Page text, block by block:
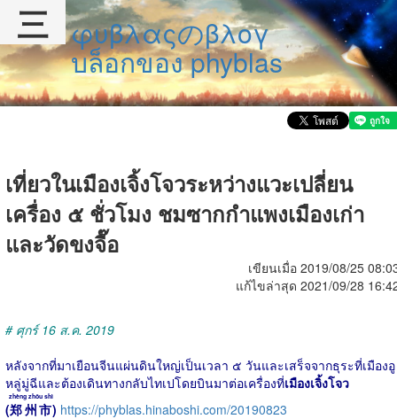
φυβλαςのβλογ
บล็อกของ phyblas
เที่ยวในเมืองเจิ้งโจวระหว่างแวะเปลี่ยน
เครื่อง ๕ ชั่วโมง ชมซากกำแพงเมืองเก่า
และวัดขงจื๊อ
เขียนเมื่อ 2019/08/25
แก้ไขล่าสุด 2021/09/28
# ศุกร์ 16 ส.ค. 2019
หลังจากที่มาเยือนจีนแผ่นดินใหญ่เป็นเวลา ๕ วันและเสร็จจากธุระที่เมืองอู
หลู่มู่ฉีและต้องเดินทางกลับไทเปโดยบินมาต่อเครื่องที่เมืองเจิ้งโจว
(郑州市
zhèng zhōu shì
) https://phyblas.hinaboshi.com/20190823
三